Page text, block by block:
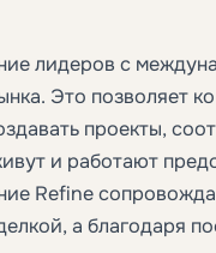
лидеров с
Это позволяет
проекты,
и работают
Refine
а благодаря